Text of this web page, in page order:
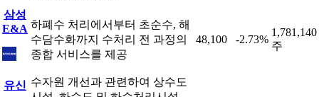
삼성
E&A 하폐수 처리에서부터 초순수, 해
수담수화까지 수처리 전 과정의
종합 서비스를 제공
48,100 -2.73%
1,781,140
주
유신 수자원 개선과 관련하여 상수도